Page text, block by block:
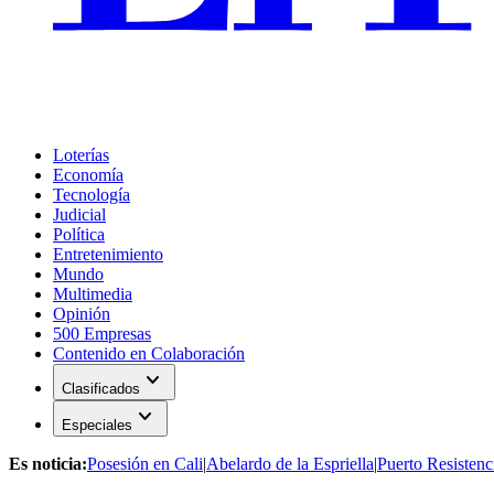
Loterías
Economía
Tecnología
Judicial
Política
Entretenimiento
Mundo
Multimedia
Opinión
500 Empresas
Contenido en Colaboración
Clasificados expand_more
Especiales expand_more
Es noticia:Posesión en Cali|Abelardo de la Espriella|Puerto